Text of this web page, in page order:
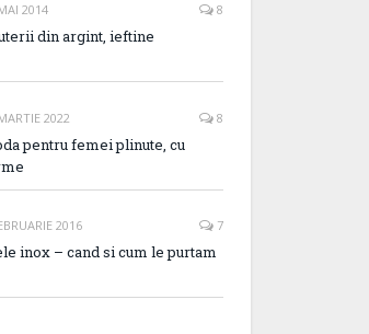
2014 8
din argint, ieftine
2022 8
pentru femei plinute, cu
2016 7
inox – cand si cum le purtam